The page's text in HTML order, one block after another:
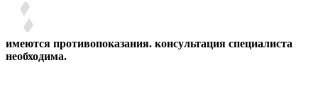
имеются противопоказания. консультация специалиста
необходима.